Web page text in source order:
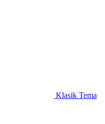
Klasik Tema